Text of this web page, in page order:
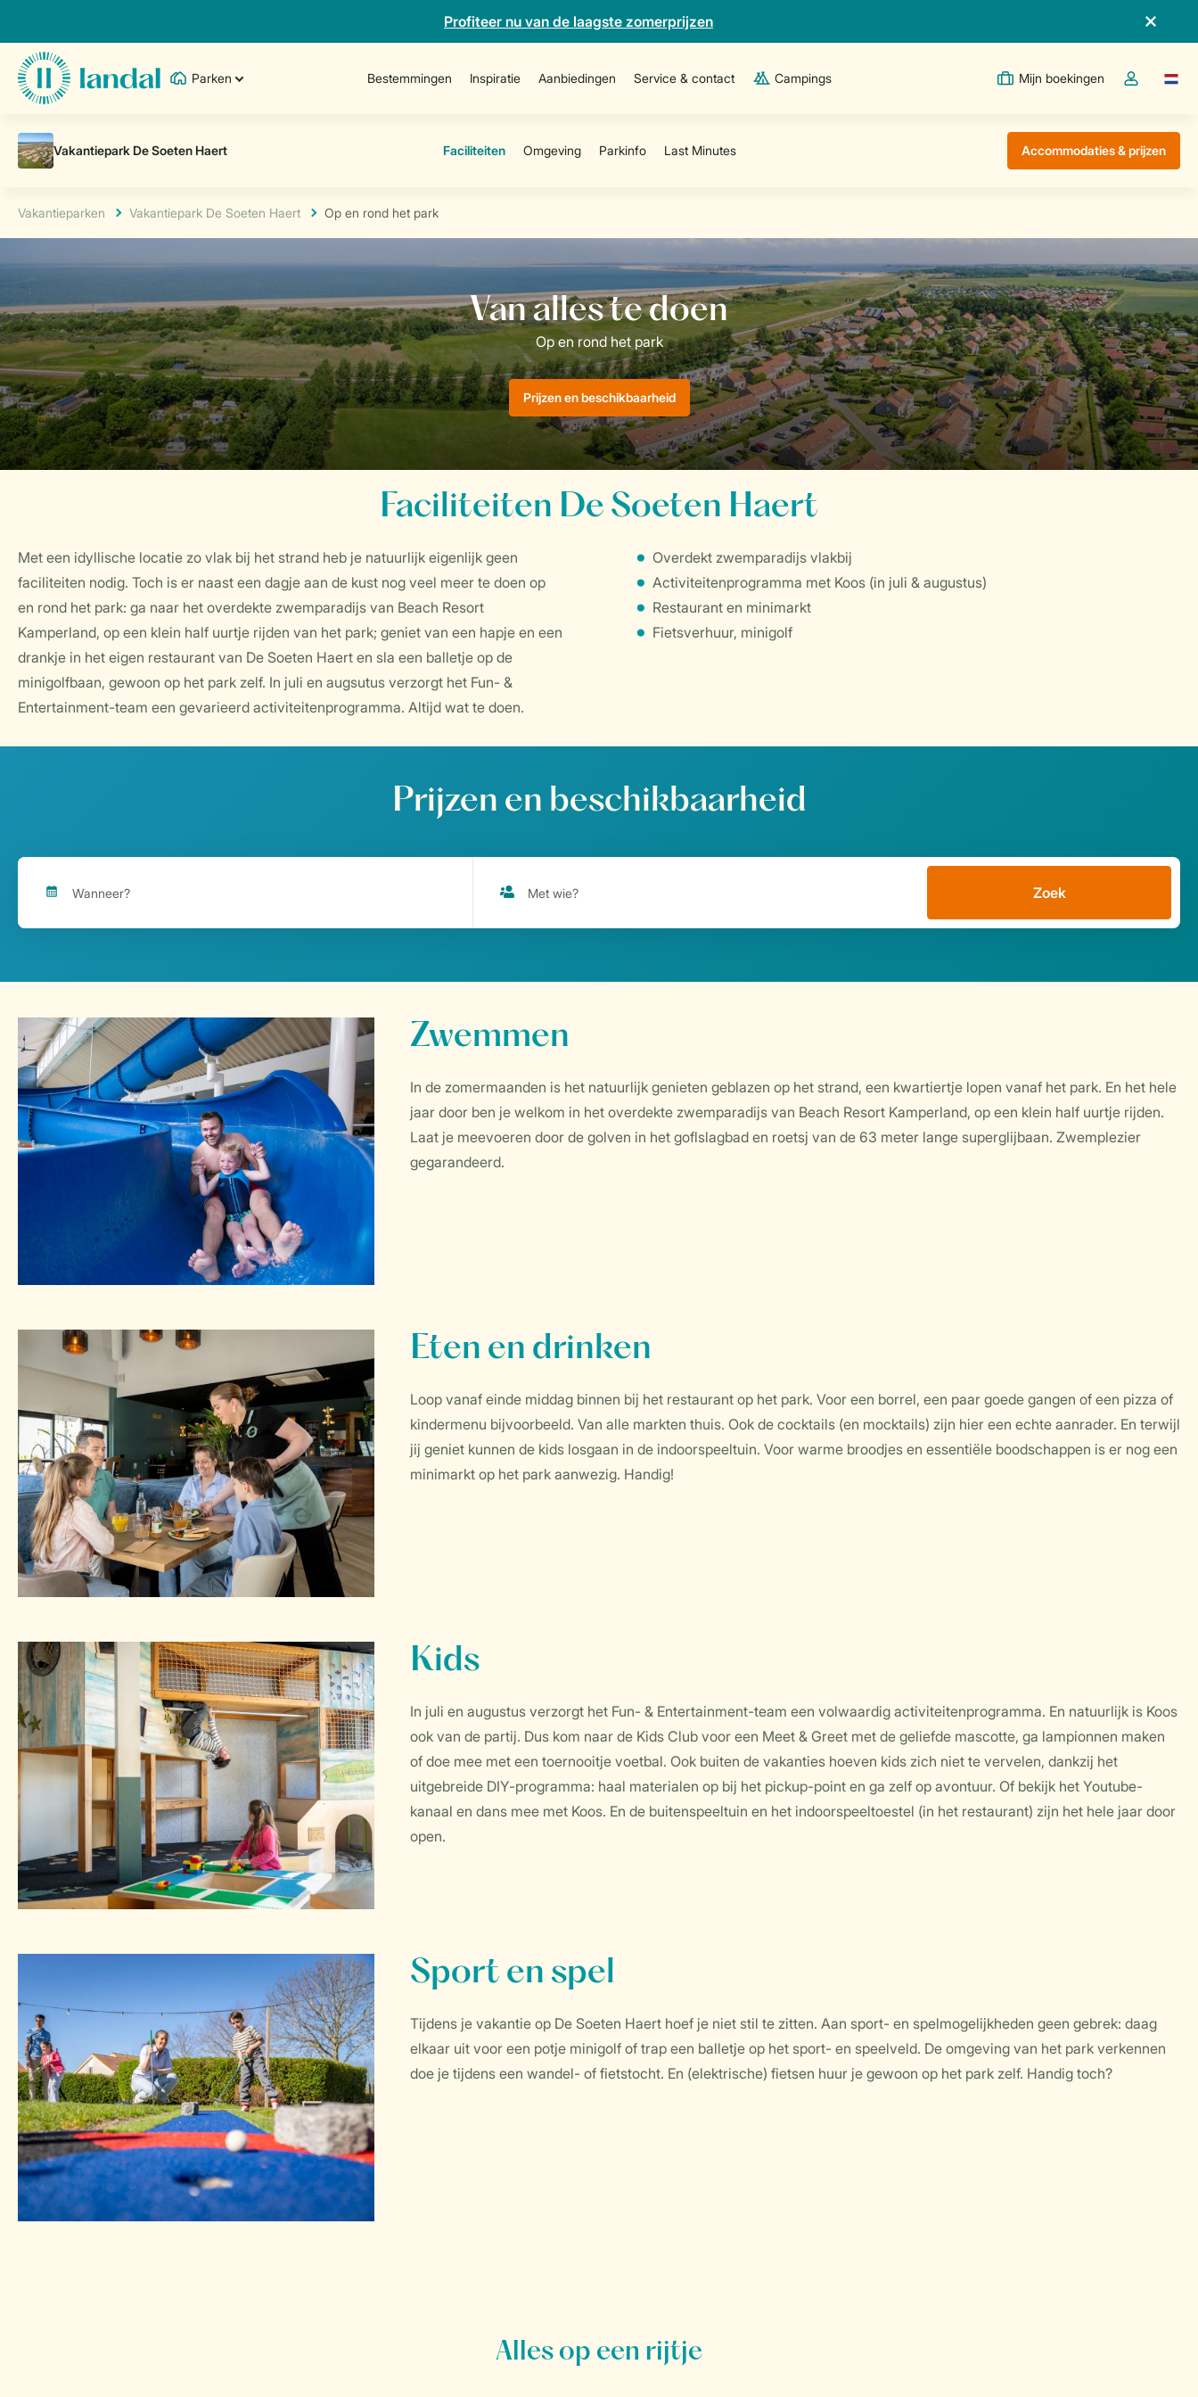
Profiteer nu van de laagste zomerprijzen
Parken Bestemmingen Inspiratie Aanbiedingen Service & contact Campings Mijn boekingen
Open deTaal
Accommodaties & prijzen
Vakantieparken Vakantiepark De Soeten Haert Op en rond het park
Prijzen en beschikbaarheid
Faciliteiten De Soeten Haert
Met een idyllische locatie zo vlak bij het strand heb je natuurlijk eigenlijk geen
faciliteiten nodig. Toch is er naast een dagje aan de kust nog veel meer te doen op
en rond het park: ga naar het overdekte zwemparadijs van Beach Resort
Kamperland, op een klein half uurtje rijden van het park; geniet van een hapje en een
drankje in het eigen restaurant van De Soeten Haert en sla een balletje op de
minigolfbaan, gewoon op het park zelf. In juli en augsutus verzorgt het Fun- &
Entertainment-team een gevarieerd activiteitenprogramma. Altijd wat te doen.
Overdekt zwemparadijs vlakbij
Activiteitenprogramma met Koos (in juli & augustus)
Restaurant en minimarkt
Fietsverhuur, minigolf
Prijzen en beschikbaarheid
Zoek
Zwemmen
In de zomermaanden is het natuurlijk genieten geblazen op het strand, een kwartiertje lopen vanaf het park. En het hele
jaar door ben je welkom in het overdekte zwemparadijs van Beach Resort Kamperland, op een klein half uurtje rijden.
Laat je meevoeren door de golven in het goflslagbad en roetsj van de 63 meter lange superglijbaan. Zwemplezier
gegarandeerd.
Eten en drinken
Loop vanaf einde middag binnen bij het restaurant op het park. Voor een borrel, een paar goede gangen of een pizza of
kindermenu bijvoorbeeld. Van alle markten thuis. Ook de cocktails (en mocktails) zijn hier een echte aanrader. En terwijl
jij geniet kunnen de kids losgaan in de indoorspeeltuin. Voor warme broodjes en essentiële boodschappen is er nog een
minimarkt op het park aanwezig. Handig!
Kids
In juli en augustus verzorgt het Fun- & Entertainment-team een volwaardig activiteitenprogramma. En natuurlijk is Koos
ook van de partij. Dus kom naar de Kids Club voor een Meet & Greet met de geliefde mascotte, ga lampionnen maken
of doe mee met een toernooitje voetbal. Ook buiten de vakanties hoeven kids zich niet te vervelen, dankzij het
uitgebreide DIY-programma: haal materialen op bij het pickup-point en ga zelf op avontuur. Of bekijk het Youtube-
kanaal en dans mee met Koos. En de buitenspeeltuin en het indoorspeeltoestel (in het restaurant) zijn het hele jaar door
open.
Sport en spel
Tijdens je vakantie op De Soeten Haert hoef je niet stil te zitten. Aan sport- en spelmogelijkheden geen gebrek: daag
elkaar uit voor een potje minigolf of trap een balletje op het sport- en speelveld. De omgeving van het park verkennen
doe je tijdens een wandel- of fietstocht. En (elektrische) fietsen huur je gewoon op het park zelf. Handig toch?
Alles op een rijtje